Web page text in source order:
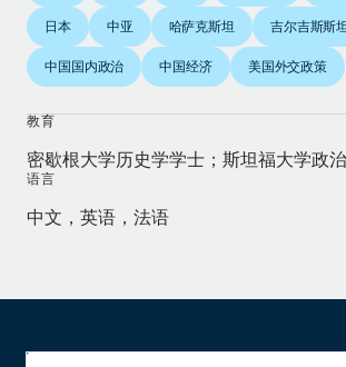
在2008年7月-10月美印民用核能倡
后阶段，方艾文联合领导协调小组，
后获得国际原子能机构理事会、核供
扩散促进法案》。他曾与哈萨克斯坦
政府谈判达成协议，也在对朝鲜、韩
大利亚关系上有着丰富的政策经验。
国务院颁发的三次个人和两次集体荣
作。他曾担任：芝加哥大学保尔森
日本 中亚 哈萨克斯坦 吉尔吉斯斯
中国国内政治 中国经济 美国外交政策
教育
密歇根大学历史学学士；斯坦福大学政
语言
中文，英语，法语